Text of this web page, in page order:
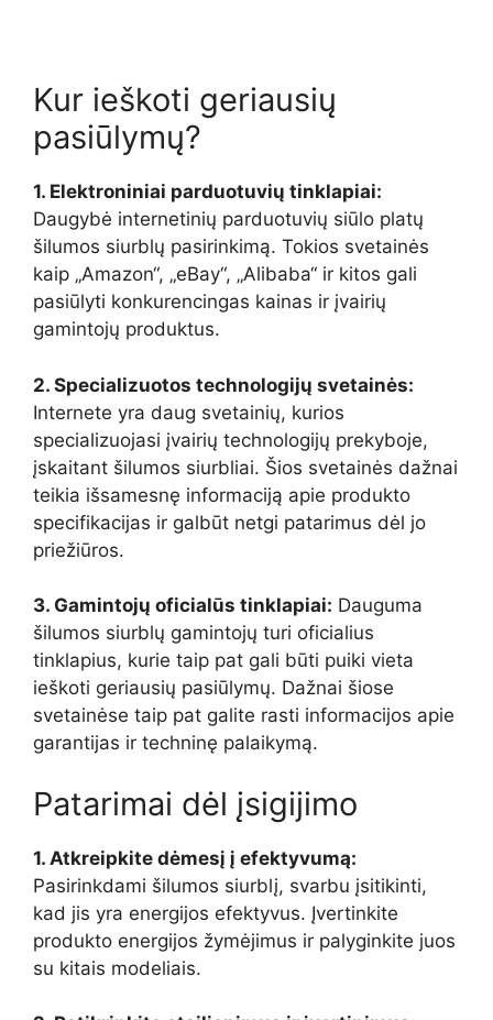
Kur ieškoti geriausių
pasiūlymų?
1. Elektroniniai parduotuvių tinklapiai:
Daugybė internetinių parduotuvių siūlo platų
šilumos siurblų pasirinkimą. Tokios svetainės
kaip „Amazon“, „eBay“, „Alibaba“ ir kitos gali
pasiūlyti konkurencingas kainas ir įvairių
gamintojų produktus.
2. Specializuotos technologijų svetainės:
Internete yra daug svetainių, kurios
specializuojasi įvairių technologijų prekyboje,
įskaitant šilumos siurbliai. Šios svetainės dažnai
teikia išsamesnę informaciją apie produkto
specifikacijas ir galbūt netgi patarimus dėl jo
priežiūros.
3. Gamintojų oficialūs tinklapiai: Dauguma
šilumos siurblų gamintojų turi oficialius
tinklapius, kurie taip pat gali būti puiki vieta
ieškoti geriausių pasiūlymų. Dažnai šiose
svetainėse taip pat galite rasti informacijos apie
garantijas ir techninę palaikymą.
Patarimai dėl įsigijimo
1. Atkreipkite dėmesį į efektyvumą:
Pasirinkdami šilumos siurblį, svarbu įsitikinti,
kad jis yra energijos efektyvus. Įvertinkite
produkto energijos žymėjimus ir palyginkite juos
su kitais modeliais.